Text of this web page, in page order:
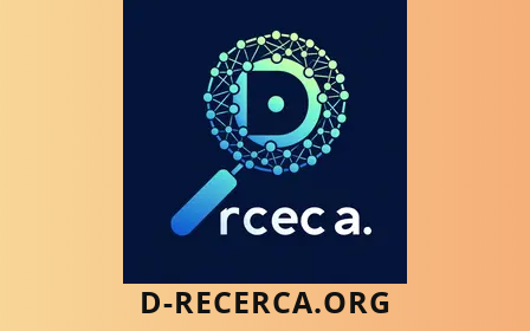
D-RECERCA.ORG